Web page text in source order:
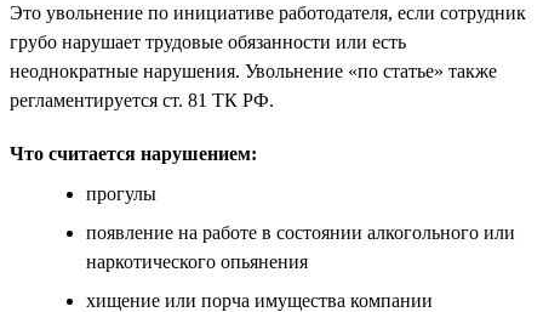
Это увольнение по инициативе работодателя, если сотрудник
грубо нарушает трудовые обязанности или есть
неоднократные нарушения. Увольнение «по статье» также
регламентируется ст. 81 ТК РФ.
Что считается нарушением:
прогулы
появление на работе в состоянии алкогольного или
наркотического опьянения
хищение или порча имущества компании